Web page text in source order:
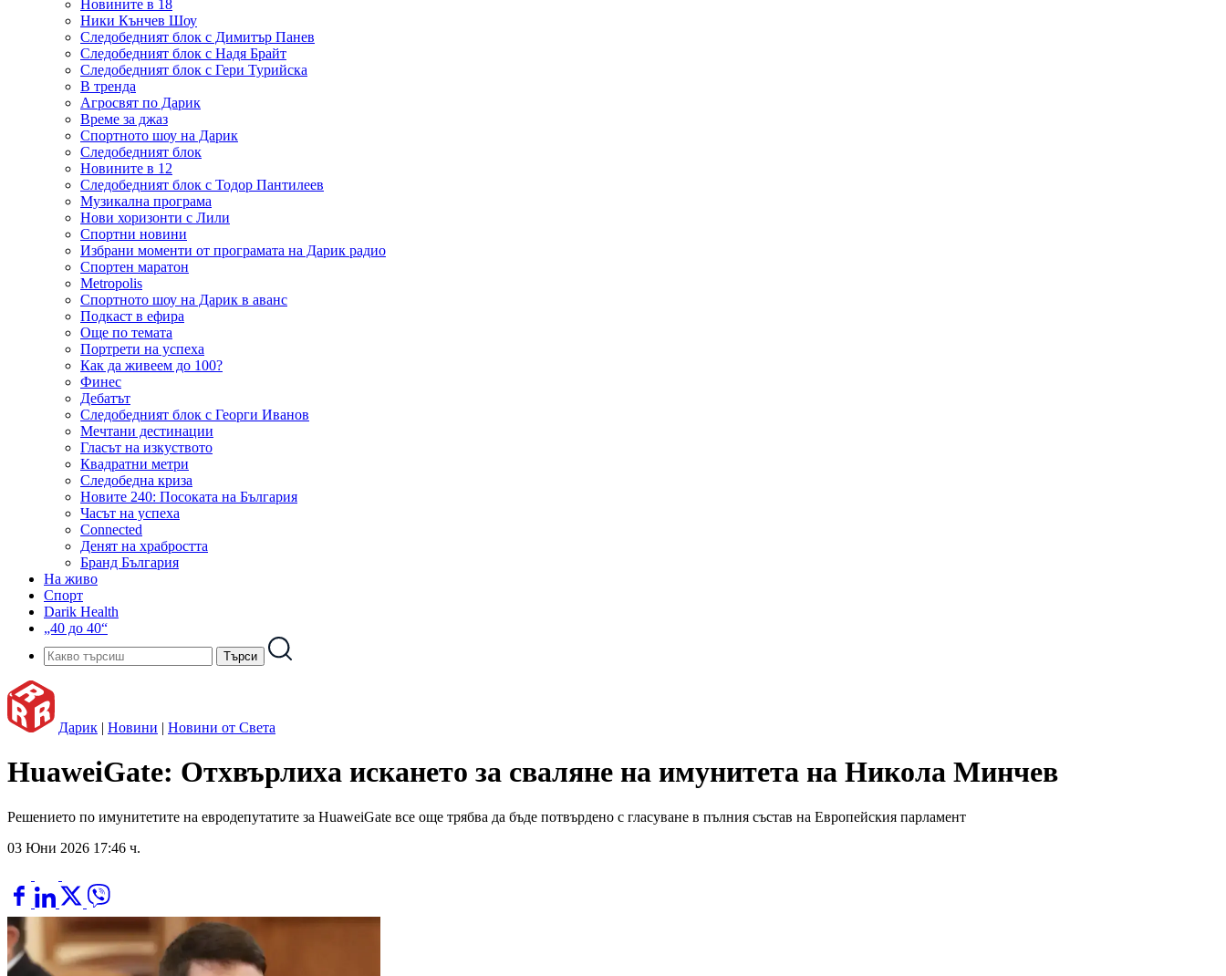
Новините в 18
Ники Кънчев Шоу
Следобедният блок с Димитър Панев
Следобедният блок с Надя Брайт
Следобедният блок с Гери Турийска
В тренда
Агросвят по Дарик
Време за джаз
Спортното шоу на Дарик
Следобедният блок
Новините в 12
Следобедният блок с Тодор Пантилеев
Музикална програма
Нови хоризонти с Лили
Спортни новини
Избрани моменти от програмата на Дарик радио
Спортен маратон
Metropolis
Спортното шоу на Дарик в аванс
Подкаст в ефира
Още по темата
Портрети на успеха
Как да живеем до 100?
Финес
Дебатът
Следобедният блок с Георги Иванов
Мечтани дестинации
Гласът на изкуството
Квадратни метри
Следобедна криза
Новите 240: Посоката на България
Часът на успеха
Connected
Денят на храбростта
Бранд България
На живо
Спорт
Darik Health
„40 до 40“
Дарик | Новини | Новини от Света
HuaweiGate: Отхвърлиха искането за сваляне на имунитета на Никола Минчев
Решението по имунитетите на евродепутатите за HuaweiGate все още трябва да бъде потвърдено с гласуване в пълния състав на Европейския парламент
03 Юни 2026 17:46 ч.